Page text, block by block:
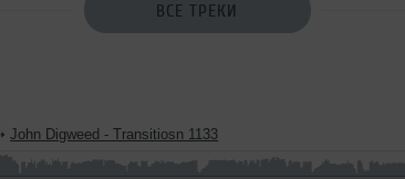
ВСЕ ТРЕКИ
➝John Digweed - Transitiosn 1133